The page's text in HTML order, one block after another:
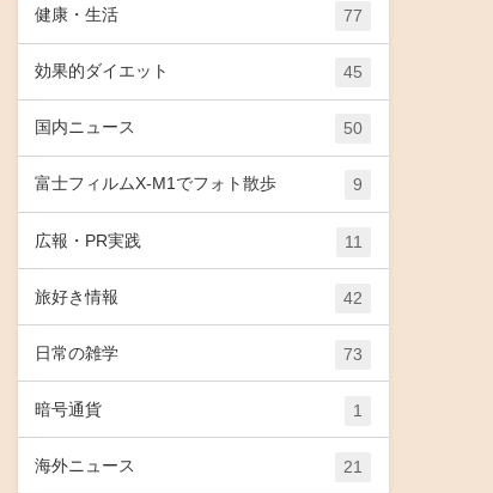
健康・生活 77
効果的ダイエット 45
国内ニュース 50
富士フィルムX-M1でフォト散歩 9
広報・PR実践 11
旅好き情報 42
日常の雑学 73
暗号通貨 1
海外ニュース 21